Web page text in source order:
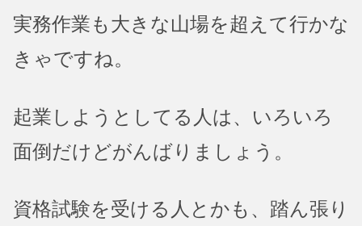
実務作業も大きな山場を超えて行かな
きゃですね。
起業しようとしてる人は、いろいろ
面倒だけどがんばりましょう。
資格試験を受ける人とかも、踏ん張り